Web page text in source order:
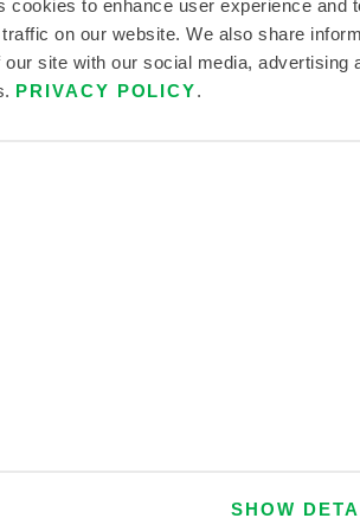
cookies to enhance user experience and
on our website. We also share
site with our social media, advertising
PRIVACY POLICY
SHOW
o
n
r